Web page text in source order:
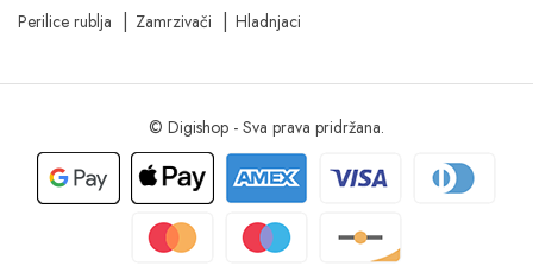
Perilice rublja
Zamrzivači Hladnjaci
© Digishop - Sva prava pridržana.